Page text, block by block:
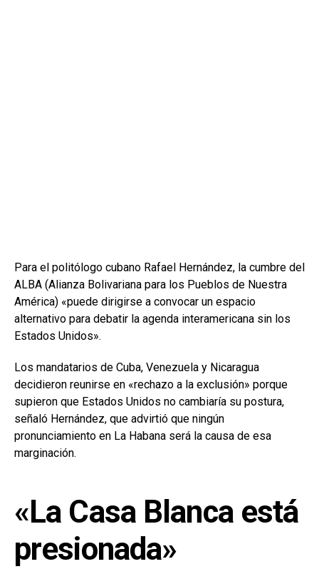
Para el politólogo cubano Rafael Hernández, la cumbre del
ALBA (Alianza Bolivariana para los Pueblos de Nuestra
América) «puede dirigirse a convocar un espacio
alternativo para debatir la agenda interamericana sin los
Estados Unidos».
Los mandatarios de Cuba, Venezuela y Nicaragua
decidieron reunirse en «rechazo a la exclusión» porque
supieron que Estados Unidos no cambiaría su postura,
señaló Hernández, que advirtió que ningún
pronunciamiento en La Habana será la causa de esa
marginación.
«La Casa Blanca está
presionada»